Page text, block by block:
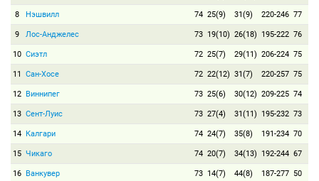
8 Нэшвилл 74 25(9) 31(9) 220-246 77
9 Лос-Анджелес 73 19(10) 26(18) 195-222 76
10 Сиэтл 72 25(7) 29(11) 206-224 75
11 Сан-Хосе 72 22(12) 31(7) 220-257 75
12 Виннипег 73 25(6) 30(12) 209-225 74
13 Сент-Луис 73 27(4) 31(11) 195-232 73
14 Калгари 74 24(7) 35(8) 191-234 70
15 Чикаго 74 20(7) 34(13) 192-244 67
16 Ванкувер 73 14(7) 44(8) 187-277 50